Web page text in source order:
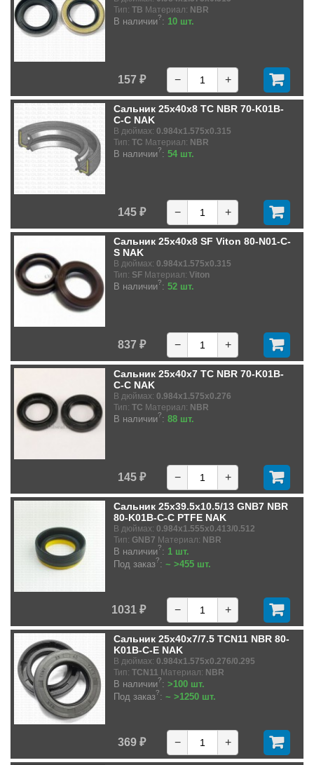
Тип: TB Материал: NBR
В наличии?: 10 шт.
157 ₽ − +
Сальник 25x40x8 TC NBR 70-K01B-
C-C NAK
В дюймах: 0.984x1.575x0.315
Тип: TC Материал: NBR
В наличии?: 54 шт.
145 ₽ − +
Сальник 25x40x8 SF Viton 80-N01-C-
S NAK
В дюймах: 0.984x1.575x0.315
Тип: SF Материал: Viton
В наличии?: 52 шт.
837 ₽ − +
Сальник 25x40x7 TC NBR 70-K01B-
C-C NAK
В дюймах: 0.984x1.575x0.276
Тип: TC Материал: NBR
В наличии?: 88 шт.
145 ₽ − +
Сальник 25x39.5x10.5/13 GNB7 NBR
80-K01B-C-C PTFE NAK
В дюймах: 0.984x1.555x0.413/0.512
Тип: GNB7 Материал: NBR
В наличии?: 1 шт.
Под заказ?: ~ >455 шт.
1031 ₽ − +
Сальник 25x40x7/7.5 TCN11 NBR 80-
K01B-C-E NAK
В дюймах: 0.984x1.575x0.276/0.295
Тип: TCN11 Материал: NBR
В наличии?: >100 шт.
Под заказ?: ~ >1250 шт.
369 ₽ − +